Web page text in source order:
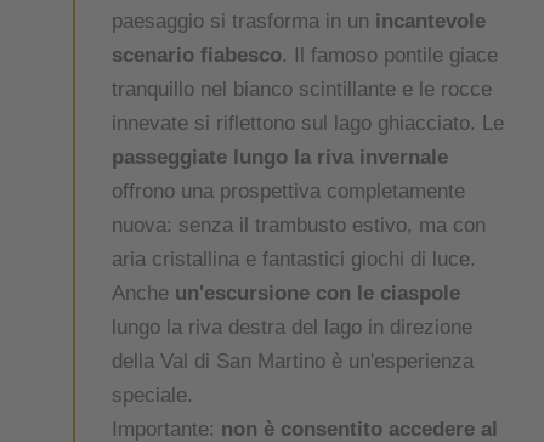
paesaggio si trasforma in un incantevole
scenario fiabesco. Il famoso pontile giace
tranquillo nel bianco scintillante e le rocce
innevate si riflettono sul lago ghiacciato. Le
passeggiate lungo la riva invernale
offrono una prospettiva completamente
nuova: senza il trambusto estivo, ma con
aria cristallina e fantastici giochi di luce.
Anche un'escursione con le ciaspole
lungo la riva destra del lago in direzione
della Val di San Martino è un'esperienza
speciale.
Importante: non è consentito accedere al